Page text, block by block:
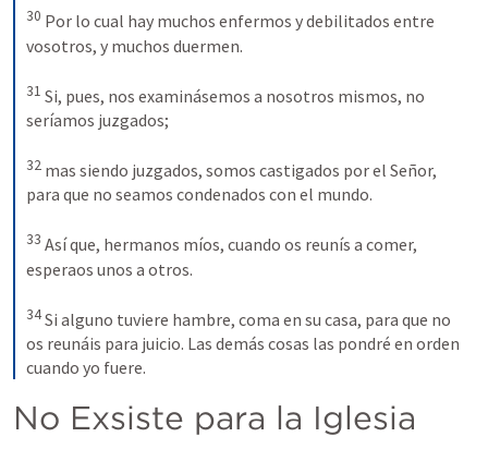
30 Por lo cual hay muchos enfermos y debilitados entre
vosotros, y muchos duermen.
31 Si, pues, nos examinásemos a nosotros mismos, no
seríamos juzgados;
32 mas siendo juzgados, somos castigados por el Señor,
para que no seamos condenados con el mundo.
33 Así que, hermanos míos, cuando os reunís a comer,
esperaos unos a otros.
34Si alguno tuviere hambre, coma en su casa, para que no
os reunáis para juicio. Las demás cosas las pondré en orden
cuando yo fuere.
No Exsiste para la Iglesia